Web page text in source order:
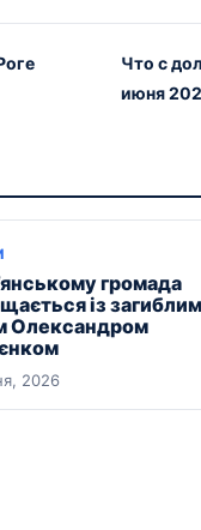
Что с
июня
громада
із загиблим
Олександром
2026